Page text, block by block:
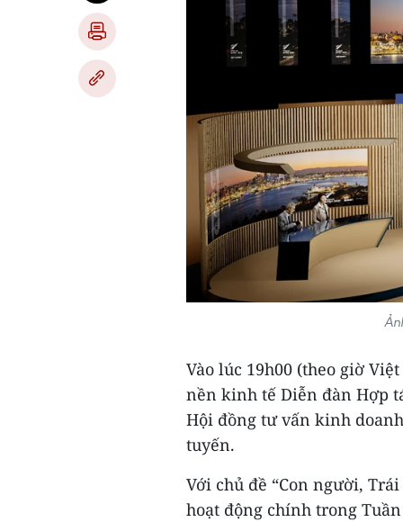
Vào lúc 19h00 (theo giờ
nền kinh tế Diễn đàn Hợp
Hội đồng tư vấn kinh
tuyến.
Với chủ đề “Con người,
hoạt động chính trong